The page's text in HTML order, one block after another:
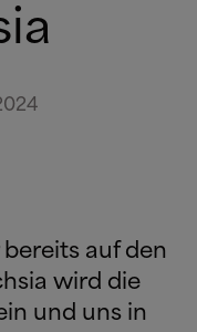
auf den
wird die
und uns in